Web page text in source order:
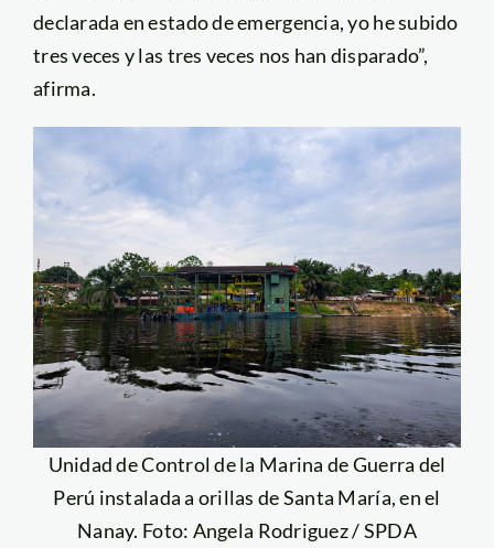
declarada en estado de emergencia, yo he subido
tres veces y las tres veces nos han disparado”,
afirma.
Unidad de Control de la Marina de Guerra del
Perú instalada a orillas de Santa María, en el
Nanay. Foto: Angela Rodriguez / SPDA